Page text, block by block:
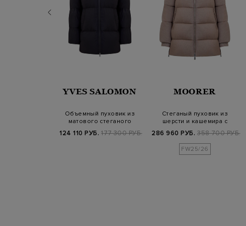
YVES SALOMON
Объемный пуховик из
матового стеганого
124 110 РУБ. 177 300 РУБ.
MOORER
Стеганый пуховик из
шерсти и кашемира с
286 960 РУБ. 358 700 РУБ.
FW25/26